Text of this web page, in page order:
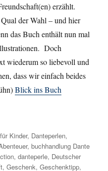
erzählt.
der Wahl – und hier
das Buch enthält nun mal
Doch
wiederum so liebevoll und
dass wir einfach beides
Blick ins Buch
Kinder, Danteperlen,
,buchhandlung Dante
,danteperle, Deutscher
,Geschenk,Geschenktipp,